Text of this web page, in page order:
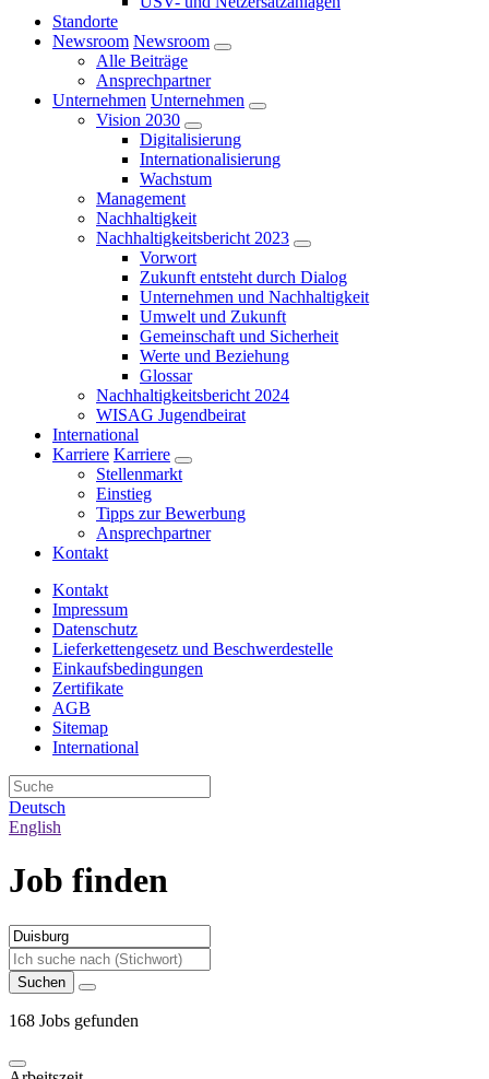
Standorte
Newsroom Newsroom
Alle Beiträge
Ansprechpartner
Unternehmen Unternehmen
Vision 2030
Digitalisierung
Internationalisierung
Wachstum
Management
Nachhaltigkeit
Nachhaltigkeitsbericht 2023
Vorwort
Zukunft entsteht durch Dialog
Unternehmen und Nachhaltigkeit
Umwelt und Zukunft
Gemeinschaft und Sicherheit
Werte und Beziehung
Glossar
Nachhaltigkeitsbericht 2024
WISAG Jugendbeirat
International
Karriere Karriere
Stellenmarkt
Einstieg
Tipps zur Bewerbung
Ansprechpartner
Kontakt
Kontakt
Impressum
Datenschutz
Lieferkettengesetz und Beschwerdestelle
Einkaufsbedingungen
Zertifikate
AGB
Sitemap
International
Deutsch
English
Job finden
Suchen
168 Jobs gefunden